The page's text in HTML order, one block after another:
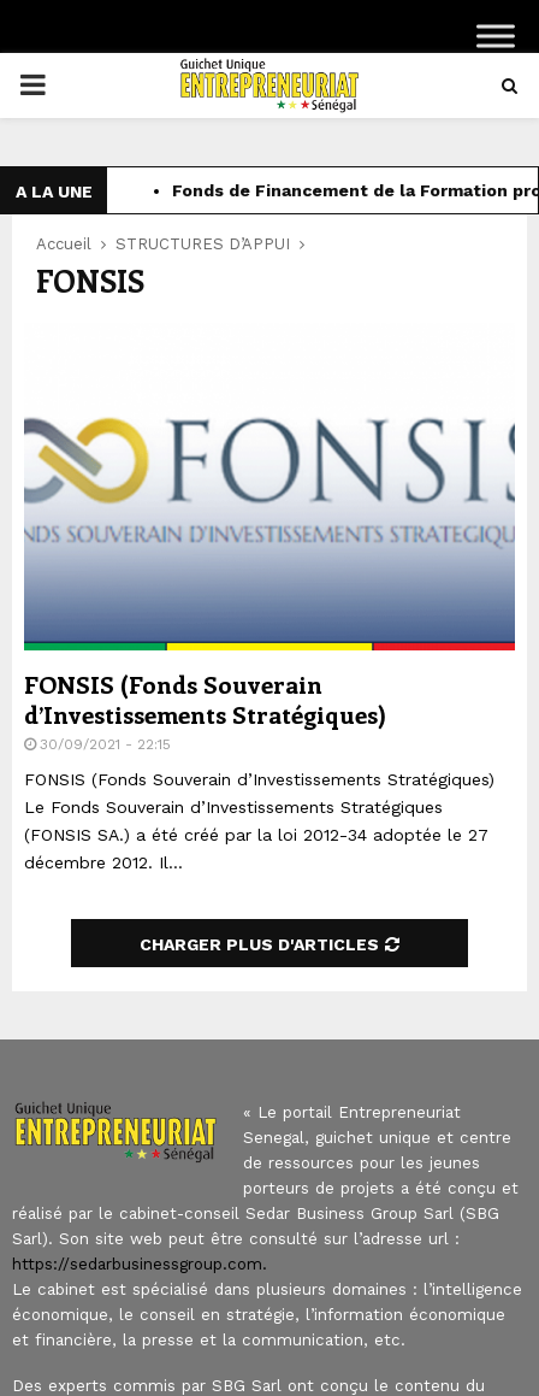
PRIMARY
A LA UNE Fonds de Financement de la Formation
Accueil STRUCTURES D’APPUI
FONSIS
FONSIS (Fonds Souverain
d’Investissements Stratégiques)
30/09/2021 - 22:15
FONSIS (Fonds Souverain d’Investissements Stratégiques)
Le Fonds Souverain d’Investissements Stratégiques
(FONSIS SA.) a été créé par la loi 2012-34 adoptée le 27
décembre 2012. Il...
CHARGER PLUS D'ARTICLES
« Le portail Entrepreneuriat
Senegal, guichet unique et centre
de ressources pour les jeunes
porteurs de projets a été conçu et
réalisé par le cabinet-conseil Sedar Business Group Sarl (SBG
Sarl). Son site web peut être consulté sur l’adresse url :
https://sedarbusinessgroup.com.
Le cabinet est spécialisé dans plusieurs domaines : l’intelligence
économique, le conseil en stratégie, l’information économique
et financière, la presse et la communication, etc.
Des experts commis par SBG Sarl ont conçu le contenu du